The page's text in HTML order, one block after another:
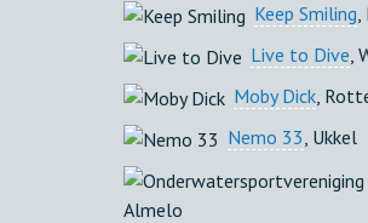
Keep Smiling,
Live to Dive,
Moby Dick,
Nemo 33, Ukkel
Almelo